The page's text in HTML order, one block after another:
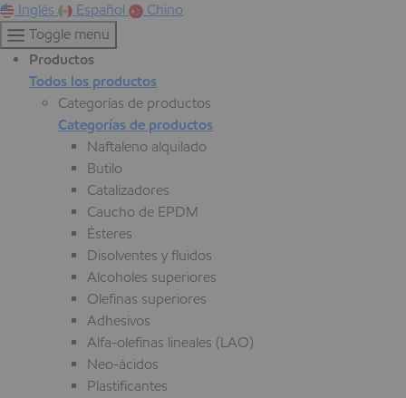
Inglés
Español
Chino
Toggle menu
Productos
Todos los productos
Categorías de productos
Categorías de productos
Naftaleno alquilado
Butilo
Catalizadores
Caucho de EPDM
Ésteres
Disolventes y fluidos
Alcoholes superiores
Olefinas superiores
Adhesivos
Alfa-olefinas lineales (LAO)
Neo-ácidos
Plastificantes